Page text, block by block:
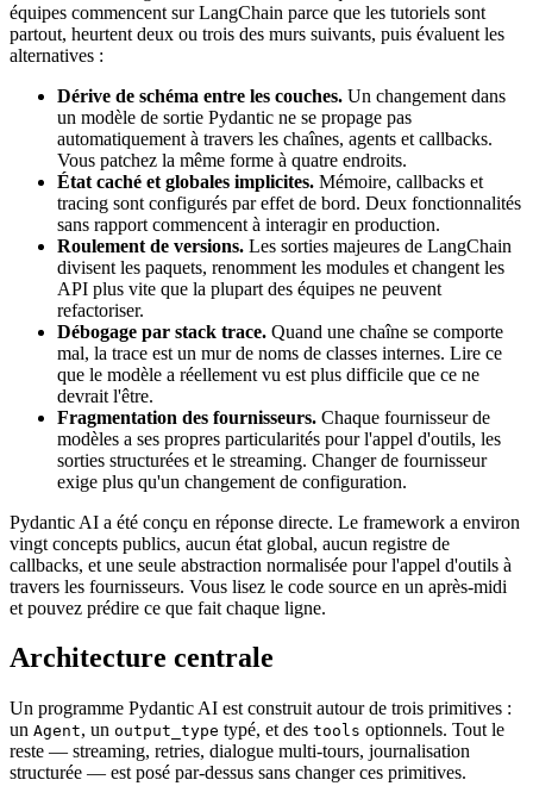
équipes commencent sur LangChain parce que les tutoriels sont
partout, heurtent deux ou trois des murs suivants, puis évaluent les
alternatives :
Dérive de schéma entre les couches. Un changement dans
un modèle de sortie Pydantic ne se propage pas
automatiquement à travers les chaînes, agents et callbacks.
Vous patchez la même forme à quatre endroits.
État caché et globales implicites. Mémoire, callbacks et
tracing sont configurés par effet de bord. Deux fonctionnalités
sans rapport commencent à interagir en production.
Roulement de versions. Les sorties majeures de LangChain
divisent les paquets, renomment les modules et changent les
API plus vite que la plupart des équipes ne peuvent
refactoriser.
Débogage par stack trace. Quand une chaîne se comporte
mal, la trace est un mur de noms de classes internes. Lire ce
que le modèle a réellement vu est plus difficile que ce ne
devrait l'être.
Fragmentation des fournisseurs. Chaque fournisseur de
modèles a ses propres particularités pour l'appel d'outils, les
sorties structurées et le streaming. Changer de fournisseur
exige plus qu'un changement de configuration.
Pydantic AI a été conçu en réponse directe. Le framework a environ
vingt concepts publics, aucun état global, aucun registre de
callbacks, et une seule abstraction normalisée pour l'appel d'outils à
travers les fournisseurs. Vous lisez le code source en un après-midi
et pouvez prédire ce que fait chaque ligne.
Architecture centrale
Un programme Pydantic AI est construit autour de trois primitives :
un Agent, un output_type typé, et des tools optionnels. Tout le
reste — streaming, retries, dialogue multi-tours, journalisation
structurée — est posé par-dessus sans changer ces primitives.